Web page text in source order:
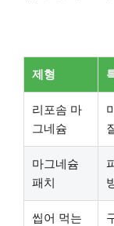
제형
리포솜 마
그네슘
마그네슘
패치
씹어 먹는